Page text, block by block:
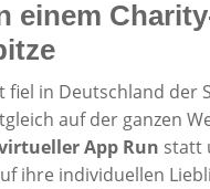
einem
fiel in Deutschland der
auf der ganzen
App Run statt
ihre individuellen